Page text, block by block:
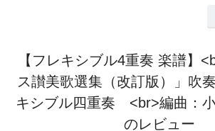
【フレキシブル4重奏 楽譜】
ス讃美歌選集（改訂版）」吹
キシブル四重奏 <br>編曲：
のレビュー